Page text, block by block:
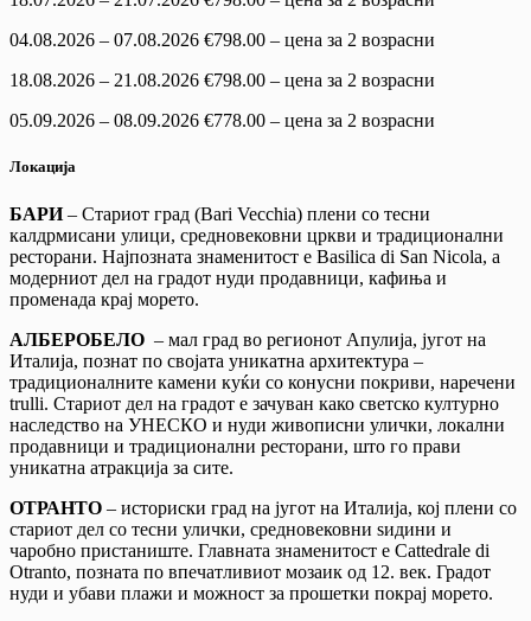
04.08.2026 – 07.08.2026 €798.00 – цена за 2 возрасни
18.08.2026 – 21.08.2026 €798.00 – цена за 2 возрасни
05.09.2026 – 08.09.2026 €778.00 – цена за 2 возрасни
Локација
БАРИ– Стариот град (Bari Vecchia) плени со тесни
калдрмисани улици, средновековни цркви и традиционални
ресторани. Најпозната знаменитост е Basilica di San Nicola, а
модерниот дел на градот нуди продавници, кафиња и
променада крај морето.
АЛБЕРОБЕЛО – мал град во регионот Апулија, југот на
Италија, познат по својата уникатна архитектура –
традиционалните камени куќи со конусни покриви, наречени
trulli. Стариот дел на градот е зачуван како светско културно
наследство на УНЕСКО и нуди живописни улички, локални
продавници и традиционални ресторани, што го прави
уникатна атракција за сите.
ОТРАНТО – историски град на југот на Италија, кој плени со
стариот дел со тесни улички, средновековни ѕидини и
чаробно пристаниште. Главната знаменитост е Cattedrale di
Otranto, позната по впечатливиот мозаик од 12. век. Градот
нуди и убави плажи и можност за прошетки покрај морето.